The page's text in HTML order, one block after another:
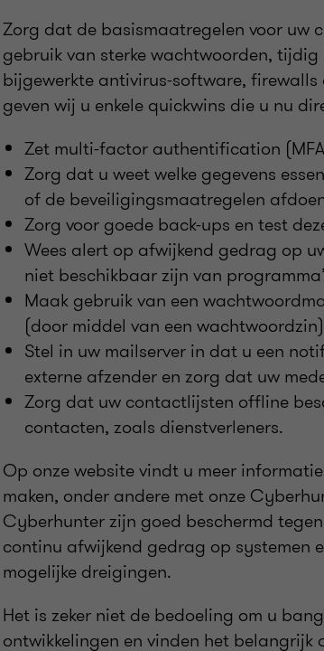
Zorg dat de basismaatregelen voor uw
gebruik van sterke wachtwoorden,
bijgewerkte antivirus-software, firewalls
geven wij u enkele quickwins die u nu
Zet multi-factor authentification
Zorg dat u weet welke gegevens
of de beveiligingsmaatregelen
Zorg voor goede back-ups en test
Wees alert op afwijkend gedrag op
niet beschikbaar zijn van
Maak gebruik van een
(door middel van een
Stel in uw mailserver in dat u een
externe afzender en zorg dat uw
Zorg dat uw contactlijsten offline
contacten, zoals dienstverleners.
Op onze website vindt u meer
maken, onder andere met onze
Cyberhunter zijn goed beschermd
continu afwijkend gedrag op systemen
mogelijke dreigingen.
Het is zeker niet de bedoeling om u
ontwikkelingen en vinden het